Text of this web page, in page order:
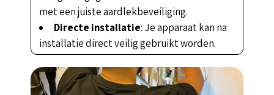
met een juiste aardlekbeveiliging.
Directe installatie: Je apparaat kan na
installatie direct veilig gebruikt worden.